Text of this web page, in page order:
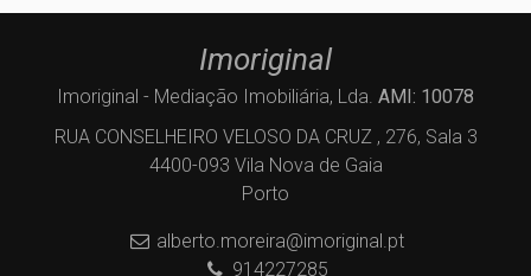
Imoriginal
Imoriginal - Mediação Imobiliária, Lda. AMI: 10078
RUA CONSELHEIRO VELOSO DA CRUZ , 276, Sala 3
4400-093 Vila Nova de Gaia
Porto
alberto.moreira@imoriginal.pt
914227285